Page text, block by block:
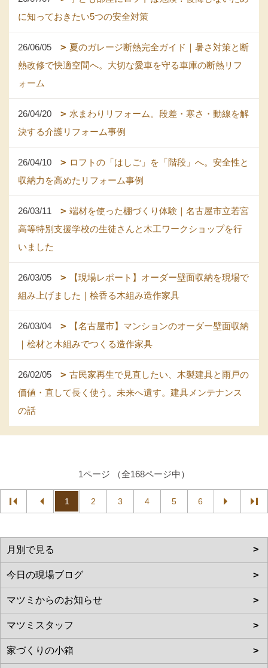
に知っておきたい5つの安全対策
26/06/05
夏のガレージ断熱完全ガイド｜暑さ対策と断
熱改修で快適空間へ。大切な愛車を守る車庫の断熱リフ
ォーム
26/04/20
水まわりリフォーム。段差・寒さ・動線を解
決する介護リフォーム事例
26/04/10
ロフトの「はしご」を「階段」へ。安全性と
収納力を高めたリフォーム事例
26/03/11
端材を使った棚づくり体験｜名古屋市立若宮
高等特別支援学校の生徒さんと木工ワークショップを行
いました
26/03/05
【現場レポート】オーダー壁面収納を現場で
組み上げました｜桧香る木組み造作家具
26/03/04
【名古屋市】マンションのオーダー壁面収納
｜桧材と木組みでつくる造作家具
26/02/05
古民家再生で見直したい、木製建具と雨戸の
価値・直して長く使う。未来へ遺す。建具メンテナンス
の話
1ページ （全168ページ中）
1 2 3 4 5 6